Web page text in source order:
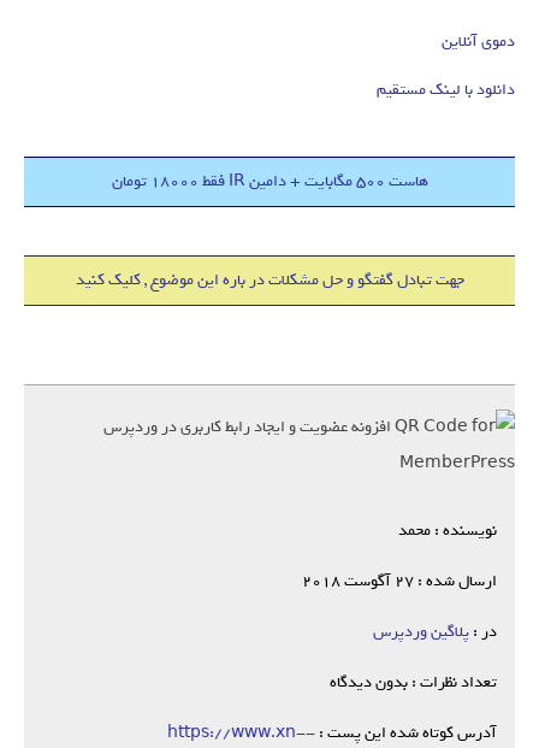
دموی آنلاین
دانلود با لینک مستقیم
هاست 500 مگابایت + دامین IR فقط 18000 تومان
جهت تبادل گفتگو و حل مشکلات در باره این موضوع , کلیک کنید
نویسنده : محمد
ارسال شده : 27 آگوست 2018
در :پلاگین وردپرس
تعداد نظرات : بدون دیدگاه
آدرس کوتاه شده این پست :https://www.xn--